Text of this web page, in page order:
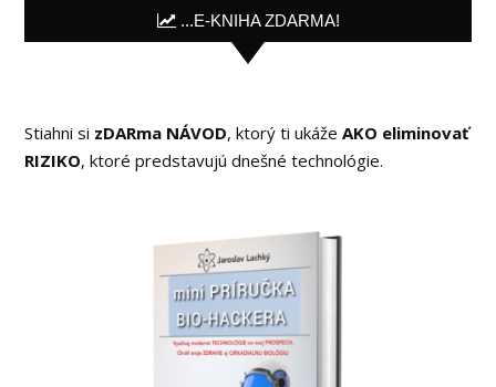
...E-KNIHA ZDARMA!
Stiahni si zDARma NÁVOD, ktorý ti ukážeAKO eliminovať
RIZIKO, ktoré predstavujú dnešné technológie.